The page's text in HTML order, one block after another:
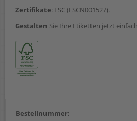
Zertifikate: FSC (FSCN001527).
Gestalten Sie Ihre Etiketten jetzt
Bestellnummer: